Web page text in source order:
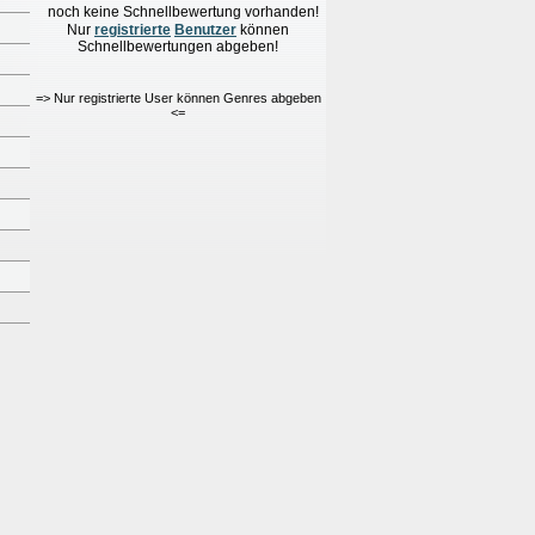
noch keine Schnellbewertung vorhanden!
Nur registrierte Benutzer können
Schnellbewertungen abgeben!
=> Nur registrierte User können Genres abgeben
<=